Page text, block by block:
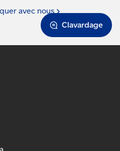
Clavardage
avec nous